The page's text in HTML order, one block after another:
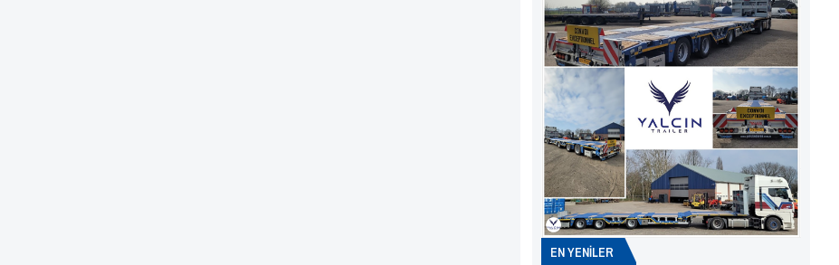
EN YENİLER